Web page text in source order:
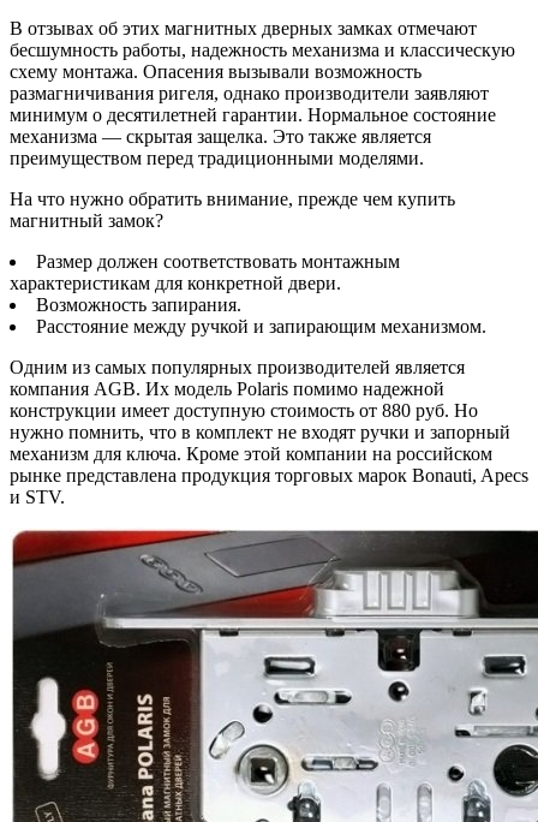
В отзывах об этих магнитных дверных замках отмечают
бесшумность работы, надежность механизма и классическую
схему монтажа. Опасения вызывали возможность
размагничивания ригеля, однако производители заявляют
минимум о десятилетней гарантии. Нормальное состояние
механизма — скрытая защелка. Это также является
преимуществом перед традиционными моделями.
На что нужно обратить внимание, прежде чем купить
магнитный замок?
Размер должен соответствовать монтажным
характеристикам для конкретной двери.
Возможность запирания.
Расстояние между ручкой и запирающим механизмом.
Одним из самых популярных производителей является
компания AGB. Их модель Polaris помимо надежной
конструкции имеет доступную стоимость от 880 руб. Но
нужно помнить, что в комплект не входят ручки и запорный
механизм для ключа. Кроме этой компании на российском
рынке представлена продукция торговых марок Bonauti, Apecs
и STV.